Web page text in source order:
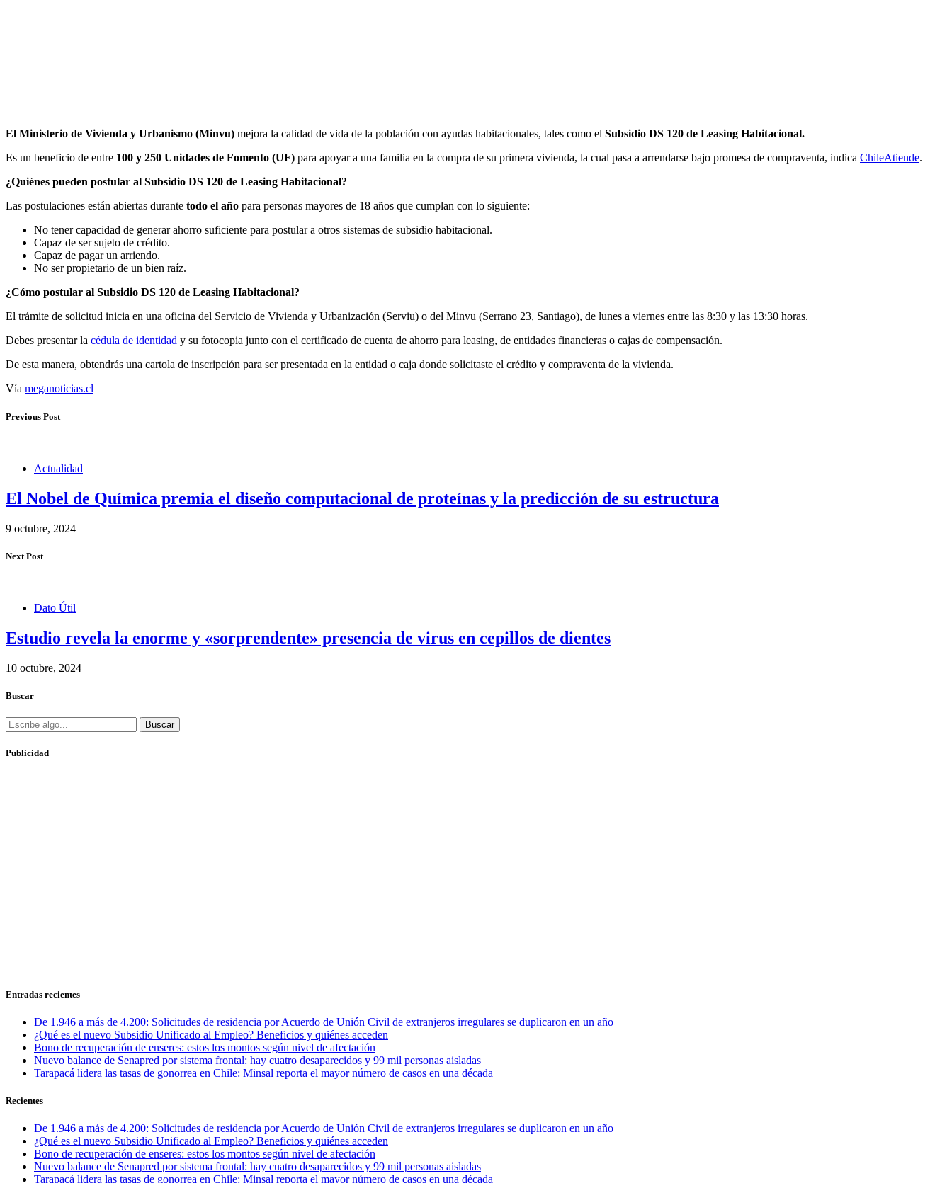
El Ministerio de Vivienda y Urbanismo (Minvu) mejora la calidad de vida de la población con ayudas habitacionales, tales como el Subsidio DS 120 de Leasing Habitacional.
Es un beneficio de entre 100 y 250 Unidades de Fomento (UF) para apoyar a una familia en la compra de su primera vivienda, la cual pasa a arrendarse bajo promesa de compraventa, indica ChileAtiende.
¿Quiénes pueden postular al Subsidio DS 120 de Leasing Habitacional?
Las postulaciones están abiertas durante todo el año para personas mayores de 18 años que cumplan con lo siguiente:
No tener capacidad de generar ahorro suficiente para postular a otros sistemas de subsidio habitacional.
Capaz de ser sujeto de crédito.
Capaz de pagar un arriendo.
No ser propietario de un bien raíz.
¿Cómo postular al Subsidio DS 120 de Leasing Habitacional?
El trámite de solicitud inicia en una oficina del Servicio de Vivienda y Urbanización (Serviu) o del Minvu (Serrano 23, Santiago), de lunes a viernes entre las 8:30 y las 13:30 horas.
Debes presentar la cédula de identidad y su fotocopia junto con el certificado de cuenta de ahorro para leasing, de entidades financieras o cajas de compensación.
De esta manera, obtendrás una cartola de inscripción para ser presentada en la entidad o caja donde solicitaste el crédito y compraventa de la vivienda.
Vía meganoticias.cl
Previous Post
Actualidad
El Nobel de Química premia el diseño computacional de proteínas y la predicción de su estructura
9 octubre, 2024
Next Post
Dato Útil
Estudio revela la enorme y «sorprendente» presencia de virus en cepillos de dientes
10 octubre, 2024
Buscar
Buscar
Publicidad
Entradas recientes
De 1.946 a más de 4.200: Solicitudes de residencia por Acuerdo de Unión Civil de extranjeros irregulares se duplicaron en un año
¿Qué es el nuevo Subsidio Unificado al Empleo? Beneficios y quiénes acceden
Bono de recuperación de enseres: estos los montos según nivel de afectación
Nuevo balance de Senapred por sistema frontal: hay cuatro desaparecidos y 99 mil personas aisladas
Tarapacá lidera las tasas de gonorrea en Chile: Minsal reporta el mayor número de casos en una década
Recientes
De 1.946 a más de 4.200: Solicitudes de residencia por Acuerdo de Unión Civil de extranjeros irregulares se duplicaron en un año
¿Qué es el nuevo Subsidio Unificado al Empleo? Beneficios y quiénes acceden
Bono de recuperación de enseres: estos los montos según nivel de afectación
Nuevo balance de Senapred por sistema frontal: hay cuatro desaparecidos y 99 mil personas aisladas
Tarapacá lidera las tasas de gonorrea en Chile: Minsal reporta el mayor número de casos en una década